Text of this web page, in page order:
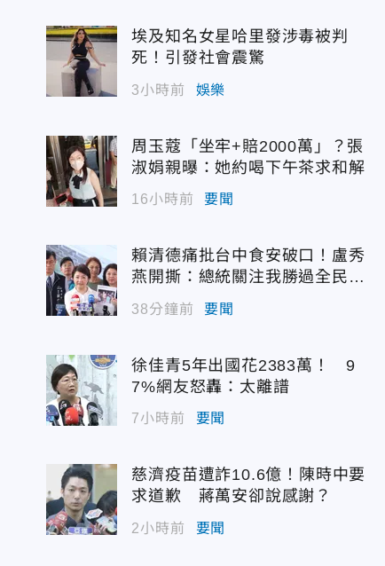
埃及知名女星哈里發涉毒被判
死！引發社會震驚
3小時前 娛樂
周玉蔻「坐牢+賠2000萬」？張
淑娟親曝：她約喝下午茶求和解
16小時前 要聞
賴清德痛批台中食安破口！盧秀
燕開撕：總統關注我勝過全民食
38分鐘前 要聞
徐佳青5年出國花2383萬！ 9
7%網友怒轟：太離譜
7小時前 要聞
慈濟疫苗遭詐10.6億！陳時中要
求道歉 蔣萬安卻說感謝？
2小時前 要聞